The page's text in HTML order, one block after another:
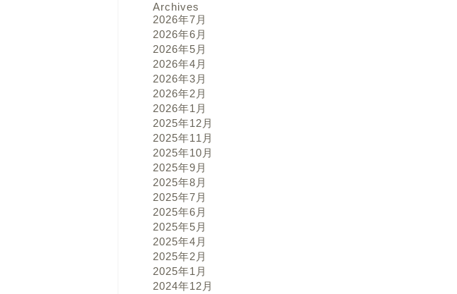
Archives
2026年7月
2026年6月
2026年5月
2026年4月
2026年3月
2026年2月
2026年1月
2025年12月
2025年11月
2025年10月
2025年9月
2025年8月
2025年7月
2025年6月
2025年5月
2025年4月
2025年2月
2025年1月
2024年12月